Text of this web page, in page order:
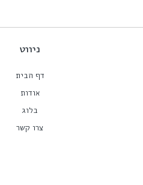
ניווט
דף הבית
אודות
בלוג
צרו קשר